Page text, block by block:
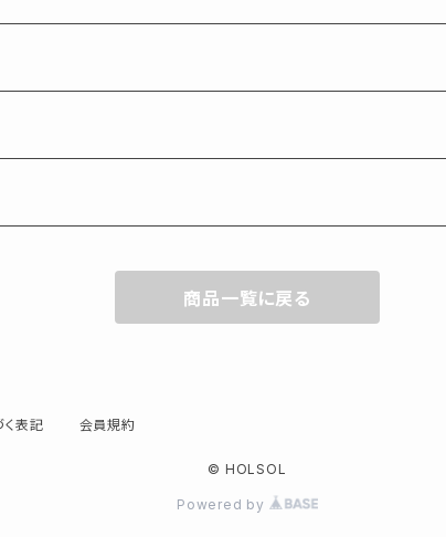
商品一覧に戻る
表記 会員規約
© HOLSOL
Powered by